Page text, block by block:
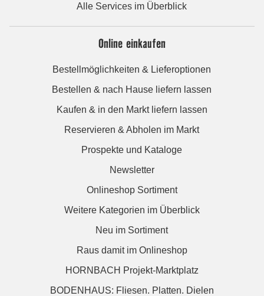
Alle Services im Überblick
Online einkaufen
Bestellmöglichkeiten & Lieferoptionen
Bestellen & nach Hause liefern lassen
Kaufen & in den Markt liefern lassen
Reservieren & Abholen im Markt
Prospekte und Kataloge
Newsletter
Onlineshop Sortiment
Weitere Kategorien im Überblick
Neu im Sortiment
Raus damit im Onlineshop
HORNBACH Projekt-Marktplatz
BODENHAUS: Fliesen. Platten. Dielen